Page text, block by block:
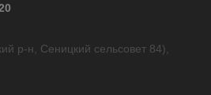
р-н, Сеницкий сельсовет 84),